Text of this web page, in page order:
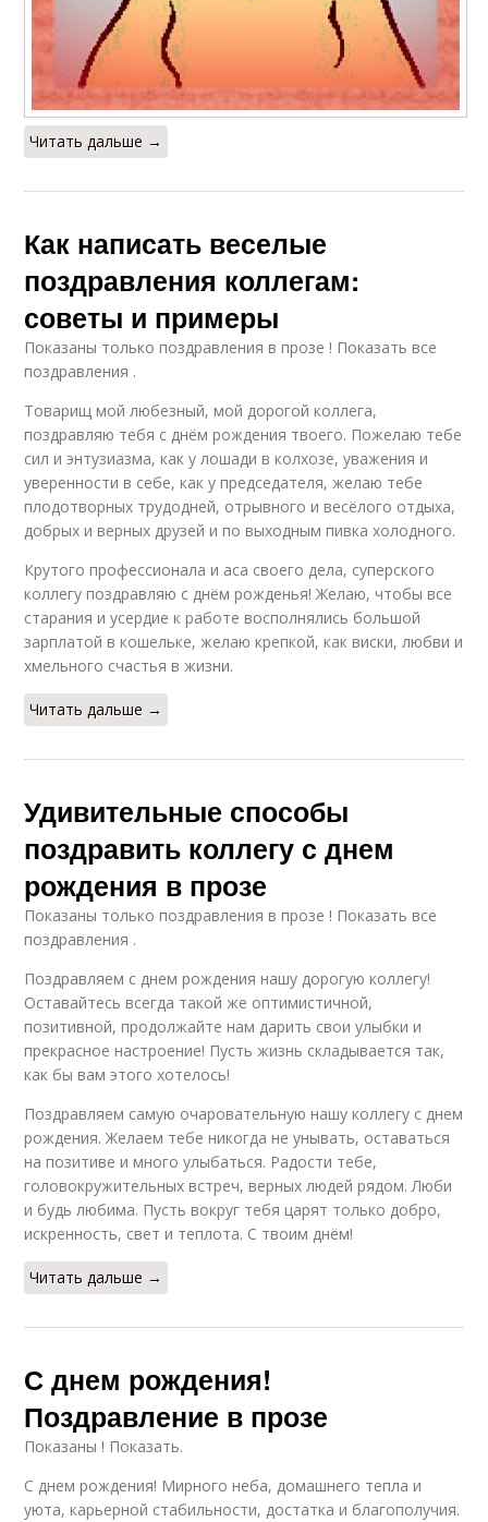
Читать дальше →
Как написать веселые
поздравления коллегам:
советы и примеры
Показаны только поздравления в прозе ! Показать все
поздравления .
Товарищ мой любезный, мой дорогой коллега,
поздравляю тебя с днём рождения твоего. Пожелаю тебе
сил и энтузиазма, как у лошади в колхозе, уважения и
уверенности в себе, как у председателя, желаю тебе
плодотворных трудодней, отрывного и весёлого отдыха,
добрых и верных друзей и по выходным пивка холодного.
Крутого профессионала и аса своего дела, суперского
коллегу поздравляю с днём рожденья! Желаю, чтобы все
старания и усердие к работе восполнялись большой
зарплатой в кошельке, желаю крепкой, как виски, любви и
хмельного счастья в жизни.
Читать дальше →
Удивительные способы
поздравить коллегу с днем
рождения в прозе
Показаны только поздравления в прозе ! Показать все
поздравления .
Поздравляем с днем рождения нашу дорогую коллегу!
Оставайтесь всегда такой же оптимистичной,
позитивной, продолжайте нам дарить свои улыбки и
прекрасное настроение! Пусть жизнь складывается так,
как бы вам этого хотелось!
Поздравляем самую очаровательную нашу коллегу с днем
рождения. Желаем тебе никогда не унывать, оставаться
на позитиве и много улыбаться. Радости тебе,
головокружительных встреч, верных людей рядом. Люби
и будь любима. Пусть вокруг тебя царят только добро,
искренность, свет и теплота. С твоим днём!
Читать дальше →
С днем рождения!
Поздравление в прозе
Показаны ! Показать.
С днем рождения! Мирного неба, домашнего тепла и
уюта, карьерной стабильности, достатка и благополучия.